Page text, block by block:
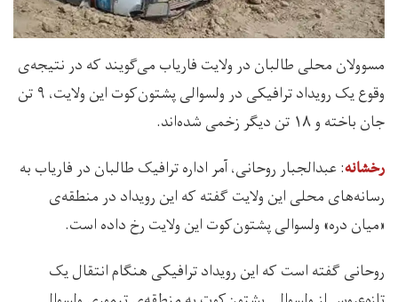
مسوولان محلی طالبان در ولایت فاریاب می‌گویند که در نتیجه‌ی
وقوع یک رویداد ترافیکی در ولسوالی پشتون‌کوت این ولایت، ۹ تن
جان باخته و ۱۸ تن دیگر زخمی شده‌اند.
رخشانه: عبدالجبار روحانی، آمر اداره ترافیک طالبان در فاریاب به
رسانه‌های محلی این ولایت گفته که این رویداد در منطقه‌ی
«میان دره» ولسوالی پشتون‌کوت این ولایت رخ داده است.
روحانی گفته است که این رویداد ترافیکی هنگام انتقال یک